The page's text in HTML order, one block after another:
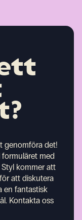
genomföra det!
med
kommer att
att diskutera
en fantastisk
Kontakta oss